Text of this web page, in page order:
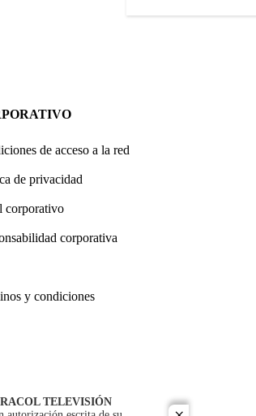
de acceso a la red
de privacidad
corporativo
corporativa
y condiciones
TELEVISIÓN